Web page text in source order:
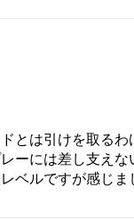
とは引けを取る
ーには差し支え
ベルですが感じま